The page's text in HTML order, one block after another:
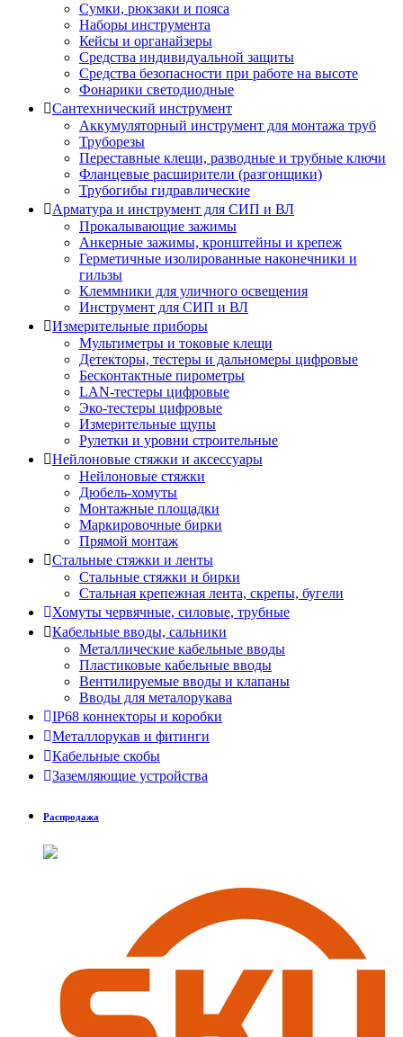
Сумки, рюкзаки и пояса
Наборы инструмента
Кейсы и органайзеры
Средства индивидуальной защиты
Средства безопасности при работе на высоте
Фонарики светодиодные
Сантехнический инструмент
Аккумуляторный инструмент для монтажа труб
Труборезы
Переставные клещи, разводные и трубные ключи
Фланцевые расширители (разгонщики)
Трубогибы гидравлические
Арматура и инструмент для СИП и ВЛ
Прокалывающие зажимы
Анкерные зажимы, кронштейны и крепеж
Герметичные изолированные наконечники и
гильзы
Клеммники для уличного освещения
Инструмент для СИП и ВЛ
Измерительные приборы
Мультиметры и токовые клещи
Детекторы, тестеры и дальномеры цифровые
Бесконтактные пирометры
LAN-тестеры цифровые
Эко-тестеры цифровые
Измерительные щупы
Рулетки и уровни строительные
Нейлоновые стяжки и аксессуары
Нейлоновые стяжки
Дюбель-хомуты
Монтажные площадки
Маркировочные бирки
Прямой монтаж
Стальные стяжки и ленты
Стальные стяжки и бирки
Стальная крепежная лента, скрепы, бугели
Хомуты червячные, силовые, трубные
Кабельные вводы, сальники
Металлические кабельные вводы
Пластиковые кабельные вводы
Вентилируемые вводы и клапаны
Вводы для металорукава
IP68 коннекторы и коробки
Металлорукав и фитинги
Кабельные скобы
Заземляющие устройства
Распродажа